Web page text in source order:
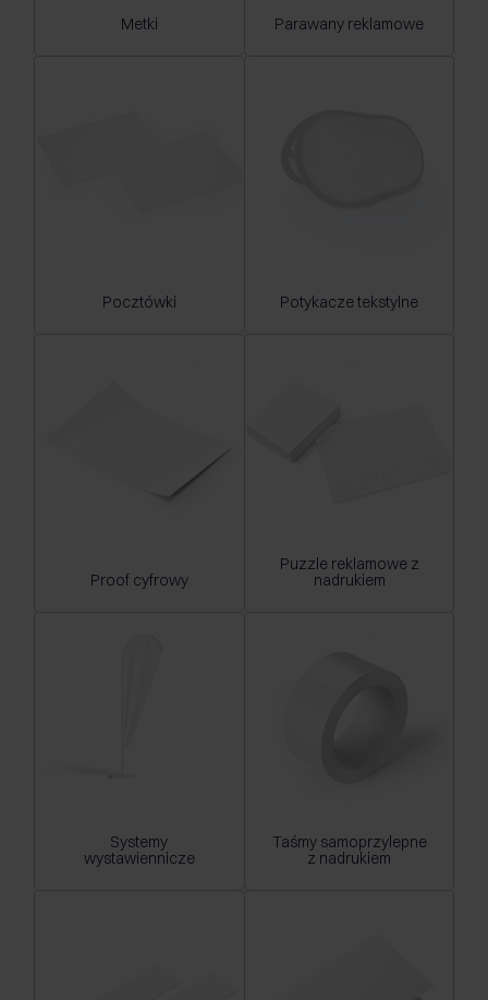
Metki Parawany reklamowe
Pocztówki Potykacze tekstylne
Proof cyfrowy
Puzzle reklamowe z
nadrukiem
Systemy
wystawiennicze
Taśmy samoprzylepne
z nadrukiem